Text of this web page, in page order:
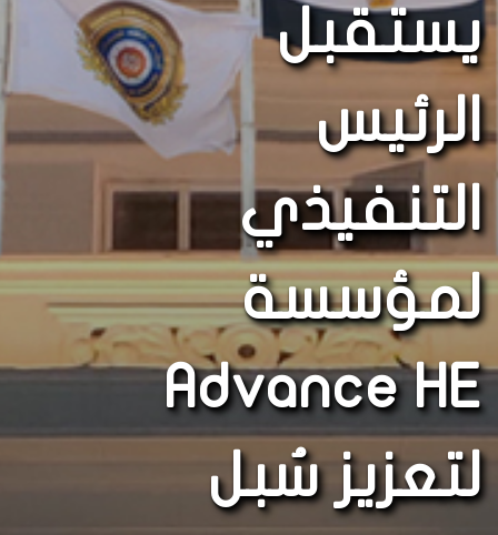
يستقبل
الرئيس
التنفيذي
لمؤسسة
Advance HE
لتعزيز سُبل